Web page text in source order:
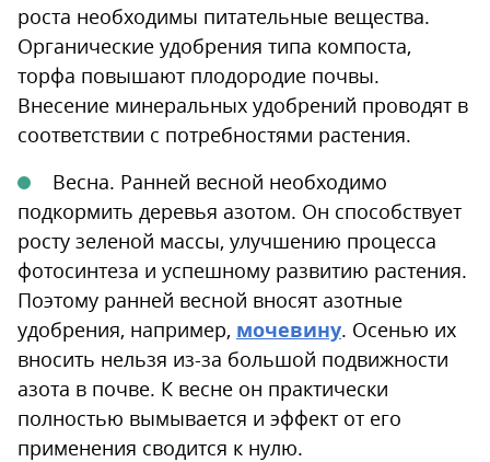
роста необходимы питательные вещества.
Органические удобрения типа компоста,
торфа повышают плодородие почвы.
Внесение минеральных удобрений проводят в
соответствии с потребностями растения.
Весна. Ранней весной необходимо
подкормить деревья азотом. Он способствует
росту зеленой массы, улучшению процесса
фотосинтеза и успешному развитию растения.
Поэтому ранней весной вносят азотные
удобрения, например, мочевину. Осенью их
вносить нельзя из-за большой подвижности
азота в почве. К весне он практически
полностью вымывается и эффект от его
применения сводится к нулю.